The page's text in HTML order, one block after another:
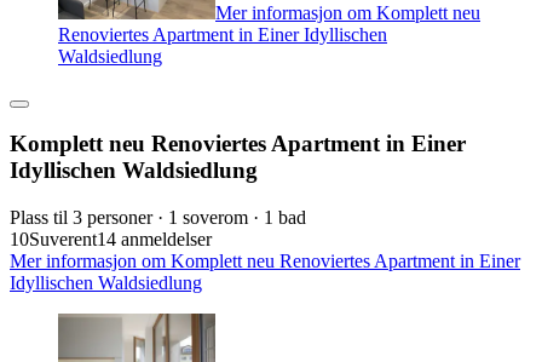
Mer informasjon om Komplett neu
Renoviertes Apartment in Einer Idyllischen
Waldsiedlung
Komplett neu Renoviertes Apartment in Einer
Idyllischen Waldsiedlung
Plass til 3 personer · 1 soverom · 1 bad
10Suverent14 anmeldelser
Mer informasjon om Komplett neu Renoviertes Apartment in Einer
Idyllischen Waldsiedlung